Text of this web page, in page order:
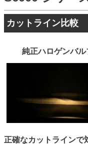
カットライン比較
純正ハロゲンバル
正確なカットラインで